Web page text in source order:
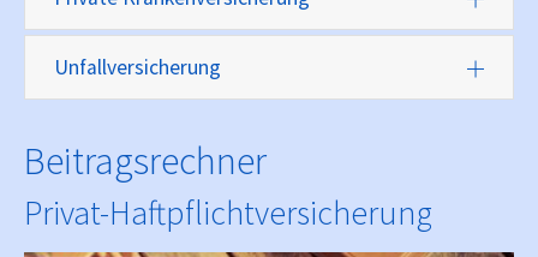
Unfallversicherung
Beitragsrechner
Privat-Haftpflichtversicherung